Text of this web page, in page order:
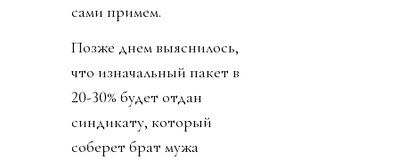
сами примем.
Позже днем выяснилось,
что изначальный пакет в
20-30% будет отдан
синдикату, который
соберет брат мужа